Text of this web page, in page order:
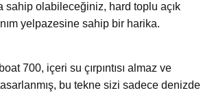
sahip olabileceğiniz, hard toplu açık
yelpazesine sahip bir harika.
700, içeri su çırpıntısı almaz ve
bu tekne sizi sadece denizde